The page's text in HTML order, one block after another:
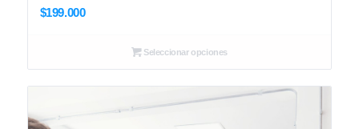
$199.000
Seleccionar opciones